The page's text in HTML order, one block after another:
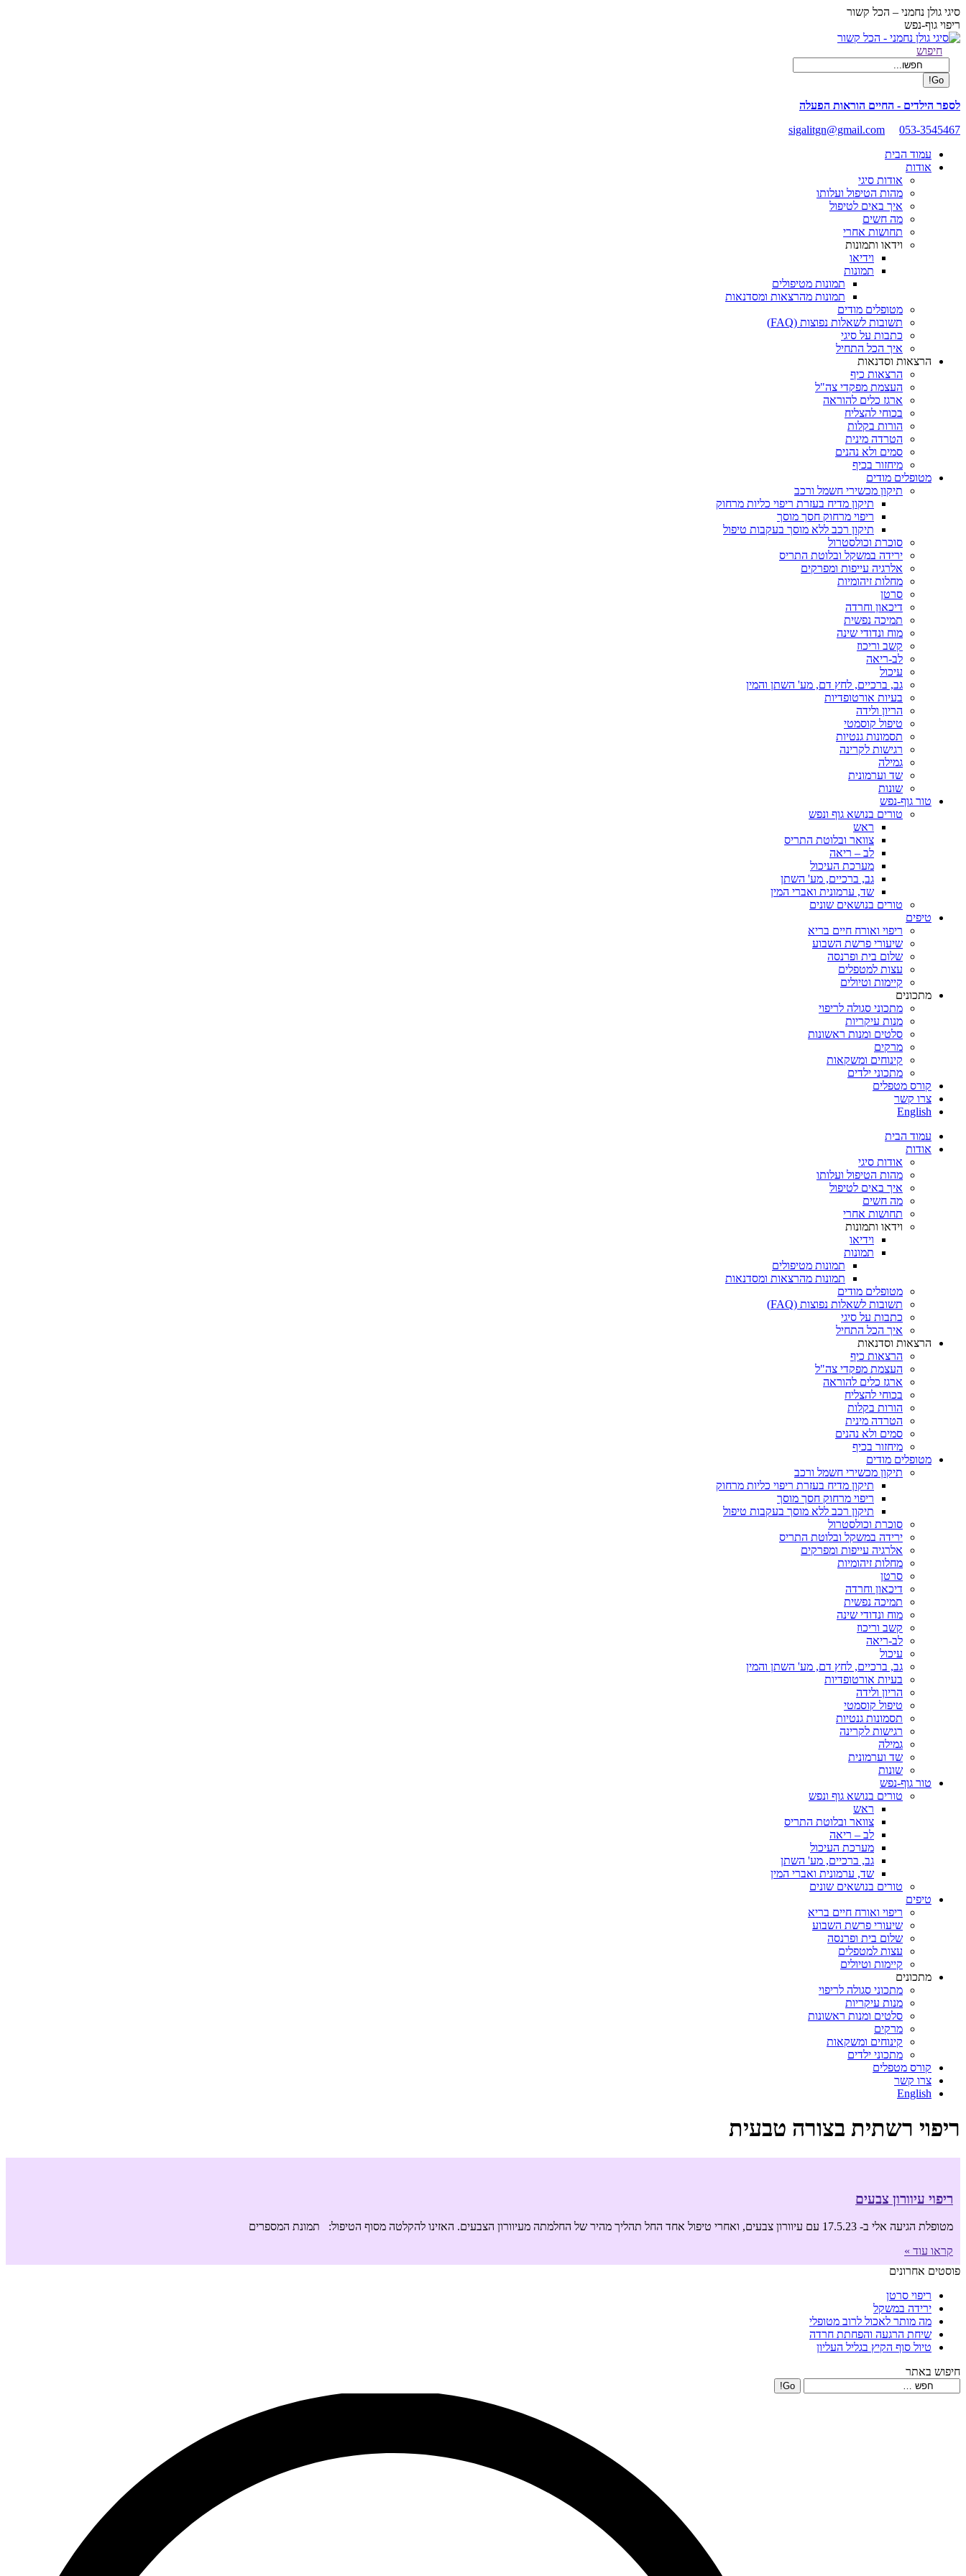
Skip
to
content
סיגי גולן נחמני – הכל קשור
ריפוי גוף-נפש
Facebook
opens
new
window
Search:
חיפוש
לספר הילדים - החיים הוראות הפעלה
sigalitgn@gmail.com
053-3545467
עמוד הבית
אודות
אודות סיגי
מהות הטיפול ועלותו
איך באים לטיפול
מה חשים
תחושות אחרי
וידאו ותמונות
וידיאו
תמונות
תמונות מטיפולים
תמונות מהרצאות ומסדנאות
מטופלים מודים
תשובות לשאלות נפוצות (FAQ)
כתבות על סיגי
איך הכל התחיל
הרצאות וסדנאות
הרצאות כיף
העצמת מפקדי צה"ל
ארגז כלים להוראה
בכוחי להצליח
הורות בקלות
הטרדה מינית
סמים ולא נהנים
מיחזור בכיף
מטופלים מודים
תיקון מכשירי חשמל ורכב
תיקון מדיח בעזרת ריפוי כליות מרחוק
ריפוי מרחוק חסך מוסך
תיקון רכב ללא מוסך בעקבות טיפול
סוכרת וכולסטרול
ירידה במשקל ובלוטת התריס
אלרגיה עייפות ומפרקים
מחלות זיהומיות
סרטן
דיכאון וחרדה
תמיכה נפשית
מוח ונדודי שינה
קשב וריכוז
לב-ריאה
עיכול
גב, ברכיים, לחץ דם, מע' השתן והמין
בעיות אורטופדיות
הריון ולידה
טיפול קוסמטי
תסמונות גנטיות
רגישות לקרינה
גמילה
שד וערמונית
שונות
טור גוף-נפש
טורים בנושא גוף ונפש
ראש
צוואר ובלוטת התריס
לב – ריאה
מערכת העיכול
גב, ברכיים, מע' השתן
שד, ערמונית ואברי המין
טורים בנושאים שונים
טיפים
ריפוי ואורח חיים בריא
שיעורי פרשת השבוע
שלום בית ופרנסה
עצות למטפלים
קיימות וטיולים
מתכונים
מתכוני סגולה לריפוי
מנות עיקריות
סלטים ומנות ראשונות
מרקים
קינוחים ומשקאות
מתכוני ילדים
קורס מטפלים
צרו קשר
English
עמוד הבית
אודות
אודות סיגי
מהות הטיפול ועלותו
איך באים לטיפול
מה חשים
תחושות אחרי
וידאו ותמונות
וידיאו
תמונות
תמונות מטיפולים
תמונות מהרצאות ומסדנאות
מטופלים מודים
תשובות לשאלות נפוצות (FAQ)
כתבות על סיגי
איך הכל התחיל
הרצאות וסדנאות
הרצאות כיף
העצמת מפקדי צה"ל
ארגז כלים להוראה
בכוחי להצליח
הורות בקלות
הטרדה מינית
סמים ולא נהנים
מיחזור בכיף
מטופלים מודים
תיקון מכשירי חשמל ורכב
תיקון מדיח בעזרת ריפוי כליות מרחוק
ריפוי מרחוק חסך מוסך
תיקון רכב ללא מוסך בעקבות טיפול
סוכרת וכולסטרול
ירידה במשקל ובלוטת התריס
אלרגיה עייפות ומפרקים
מחלות זיהומיות
סרטן
דיכאון וחרדה
תמיכה נפשית
מוח ונדודי שינה
קשב וריכוז
לב-ריאה
עיכול
גב, ברכיים, לחץ דם, מע' השתן והמין
בעיות אורטופדיות
הריון ולידה
טיפול קוסמטי
תסמונות גנטיות
רגישות לקרינה
גמילה
שד וערמונית
שונות
טור גוף-נפש
טורים בנושא גוף ונפש
ראש
צוואר ובלוטת התריס
לב – ריאה
מערכת העיכול
גב, ברכיים, מע' השתן
שד, ערמונית ואברי המין
טורים בנושאים שונים
טיפים
ריפוי ואורח חיים בריא
שיעורי פרשת השבוע
שלום בית ופרנסה
עצות למטפלים
קיימות וטיולים
מתכונים
מתכוני סגולה לריפוי
מנות עיקריות
סלטים ומנות ראשונות
מרקים
קינוחים ומשקאות
מתכוני ילדים
קורס מטפלים
צרו קשר
English
ריפוי רשתית בצורה טבעית
ריפוי עיוורון צבעים
מטופלת הגיעה אלי ב- 17.5.23 עם עיוורון צבעים, ואחרי טיפול אחד החל תהליך מהיר של החלמתה מעיוורון הצבעים. האזינו להקלטה מסוף הטיפול: תמונת המספרים
קראו עוד »
פוסטים אחרונים
ריפוי סרטן
ירידה במשקל
מה מותר לאכול לרוב מטופלי
שיחת הרגעה והפחתת חרדה
טיול סוף הקיץ בגליל העליון
חיפוש באתר
Search: